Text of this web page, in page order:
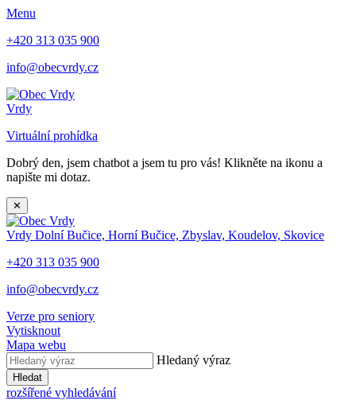
Menu
+420 313 035 900
info@obecvrdy.cz
Vrdy
Virtuální prohídka
Dobrý den, jsem chatbot a jsem tu pro vás! Klikněte na ikonu a
napište mi dotaz.
✕
Vrdy Dolní Bučice, Horní Bučice, Zbyslav, Koudelov, Skovice
+420 313 035 900
info@obecvrdy.cz
Verze pro seniory
Vytisknout
Mapa webu
Hledaný výraz
Hledat
rozšířené vyhledávání